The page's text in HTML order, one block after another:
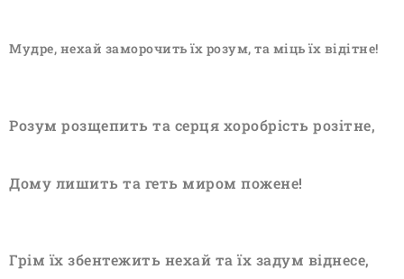
Мудре, нехай заморочить їх розум, та міць їх відітне!
Розум розщепить та серця хоробрість розітне,
Дому лишить та геть миром пожене!
Грім їх збентежить нехай та їх задум віднесе,